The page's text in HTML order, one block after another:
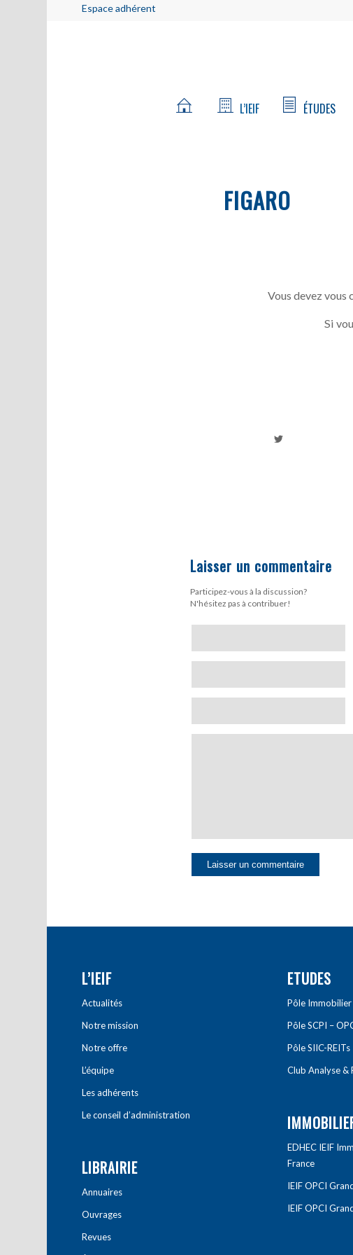
Espace adhérent
L’IEIF ÉTUDES
FIGARO
Vous devez vous
Si
Laisser un commentaire
Participez-vous à la discussion?
N'hésitez pas à contribuer!
L’IEIF
Actualités
Notre mission
Notre offre
L’équipe
Les adhérents
Le conseil d’administration
LIBRAIRIE
Annuaires
Ouvrages
Revues
ETUDES
Pôle Immobilier
Pôle SCPI –
Pôle SIIC-REITs
Club Analyse &
EDHEC IEIF
France
IEIF OPCI
IEIF OPCI